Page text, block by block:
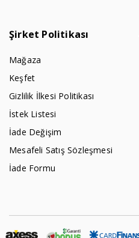
Şirket Politikası
Mağaza
Keşfet
Gizlilik İlkesi Politikası
İstek Listesi
İade Değişim
Mesafeli Satış Sözleşmesi
İade Formu